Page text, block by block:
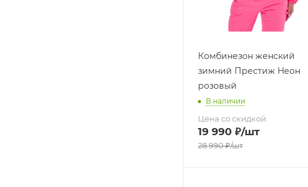
Комбинезон женский
зимний Престиж Неон
розовый
В наличии
Цена со скидкой
19 990 ₽/шт
28 990₽/шт